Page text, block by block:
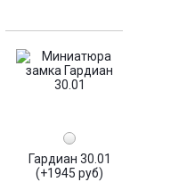
Гардиан 30.01
(+1945 руб)